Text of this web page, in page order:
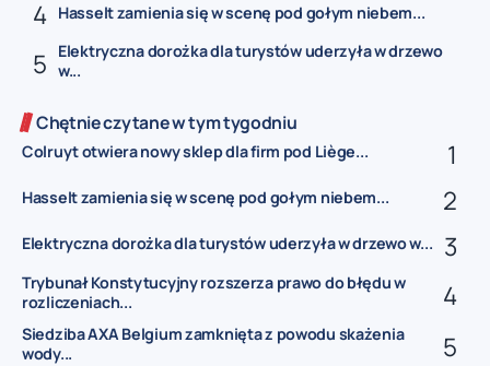
Hasselt zamienia się w scenę pod gołym niebem...
Elektryczna dorożka dla turystów uderzyła w drzewo
w...
Chętnie czytane w tym tygodniu
Colruyt otwiera nowy sklep dla firm pod Liège...
Hasselt zamienia się w scenę pod gołym niebem...
Elektryczna dorożka dla turystów uderzyła w drzewo w...
Trybunał Konstytucyjny rozszerza prawo do błędu w
rozliczeniach...
Siedziba AXA Belgium zamknięta z powodu skażenia
wody...